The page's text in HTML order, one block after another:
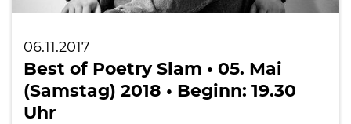
06.11.2017
Best of Poetry Slam • 05. Mai
(Samstag) 2018 • Beginn: 19.30
Uhr